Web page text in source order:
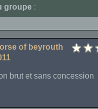
groupe :
of beyrouth
brut et sans concession